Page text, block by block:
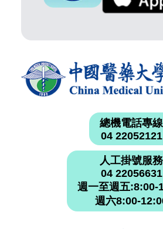
總機電話專線
04 22052121
人工掛號服務
04 22056631
週一至週五:8:00-
週六8:00-